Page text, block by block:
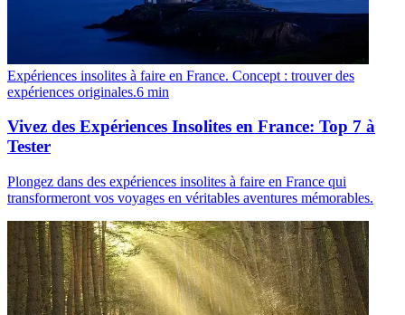
Expériences insolites à faire en France. Concept : trouver des
expériences originales.6 min
Vivez des Expériences Insolites en France: Top 7 à
Tester
Plongez dans des expériences insolites à faire en France qui
transformeront vos voyages en véritables aventures mémorables.